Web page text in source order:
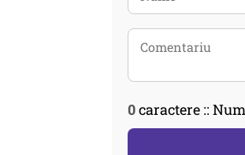
0caractere ::